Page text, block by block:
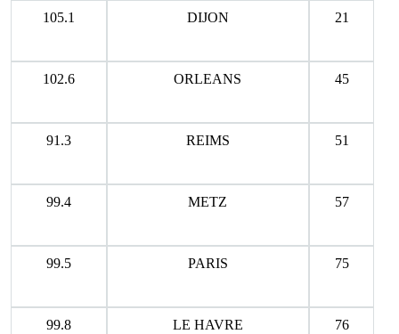
105.1 DIJON 21
102.6 ORLEANS 45
91.3 REIMS 51
99.4 METZ 57
99.5 PARIS 75
99.8 LE HAVRE 76